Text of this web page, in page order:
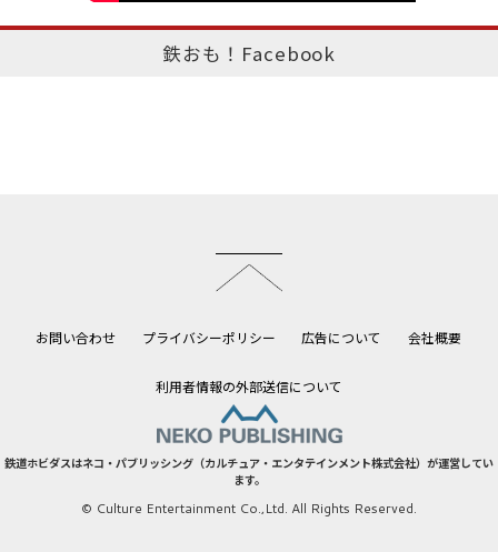
鉄おも！Facebook
お問い合わせ プライバシーポリシー 広告について 会社概要
利用者情報の外部送信について
鉄道ホビダスはネコ・パブリッシング（カルチュア・エンタテインメント株式会社）が運営してい
ます。
© Culture Entertainment Co.,Ltd. All Rights Reserved.